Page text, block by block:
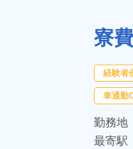
寮
経験者
車通勤
勤務地
最寄駅